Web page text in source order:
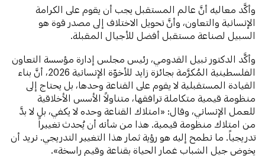
وأكَّد معاليه أنَّ عالم المستقبل يجب أن يقوم على الكرامة
الإنسانية والتعاون، وأنَّ تحويل الاختلاف إلى مصدر قوة هو
السبيل لصناعة مستقبل أفضل للأجيال المقبلة.
وأكَّد الدكتور نبيل القدومي، رئيس مجلس إدارة مؤسسة التعاون
الفلسطينية المُكرَّمة بجائزة زايد للأخوّة الإنسانية 2026، أنَّ بناء
القيادة المستقبلية لا يقوم على القناعة وحدها، بل يحتاج إلى
منظومة قيمية متكاملة ترافقها، متناولاً الأسس الأخلاقية
للعمل الإنساني، وقال: «امتلاك القناعة وحده لا يكفي، بل لا بدَّ
من امتلاك منظومة قيمية. هذا من شأنه أن يُحدث تغييراً
تدريجياً. ما نطمح إليه هو رؤية ثمار هذا التغيير التدريجي. نريد أن
يخوض جيل الشباب غمار الحياة بقناعة وقيم راسخة».